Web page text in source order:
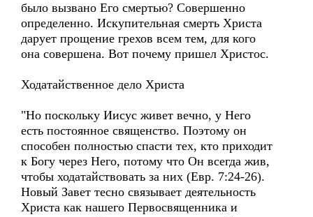
было вызвано Его смертью? Совершенно
определенно. Искупительная смерть Христа
дарует прощение грехов всем тем, для кого
она совершена. Вот почему пришел Христос.
Ходатайственное дело Христа
"Но поскольку Иисус живет вечно, у Него
есть постоянное священство. Поэтому он
способен полностью спасти тех, кто приходит
к Богу через Него, потому что Он всегда жив,
чтобы ходатайствовать за них (Евр. 7:24-26).
Новый Завет тесно связывает деятельность
Христа как нашего Первосвященника и